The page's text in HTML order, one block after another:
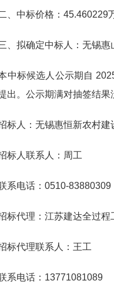
中标价格：45.460229万
拟确定中标人：无锡惠
标候选人公示期自 2025
出。公示期满对抽签结果
人：无锡惠恒新农村建
人联系人：周工
电话：0510-83880309
代理：江苏建达全过程
代理联系人：王工
电话：13771081089